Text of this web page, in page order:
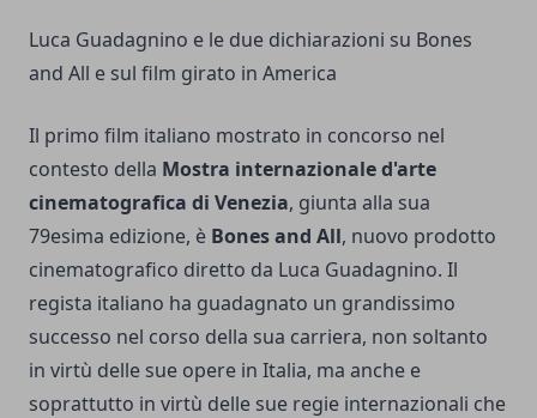
Luca Guadagnino e le due dichiarazioni su Bones
and All e sul film girato in America
Il primo film italiano mostrato in concorso nel
contesto della Mostra internazionale d'arte
cinematografica di Venezia, giunta alla sua
79esima edizione, è Bones and All, nuovo prodotto
cinematografico diretto da Luca Guadagnino. Il
regista italiano ha guadagnato un grandissimo
successo nel corso della sua carriera, non soltanto
in virtù delle sue opere in Italia, ma anche e
soprattutto in virtù delle sue regie internazionali che